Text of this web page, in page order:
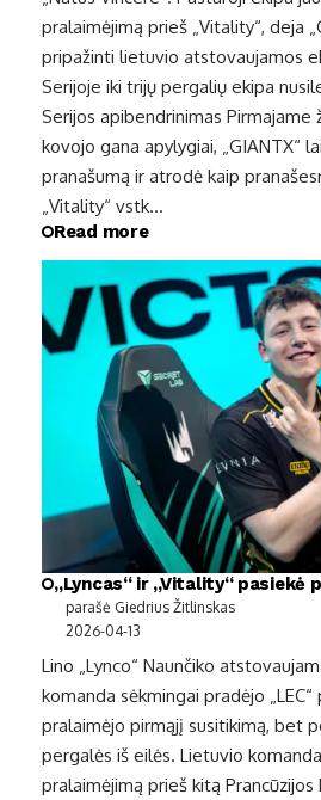
pralaimėjimą prieš „Vitality“, deja
pripažinti lietuvio atstovaujamos
Serijoje iki trijų pergalių ekipa
Serijos apibendrinimas Pirmajame
kovojo gana apylygiai, „GIANTX“
pranašumą ir atrodė kaip
„Vitality“ vstk…
Read more
„Lyncas“ ir „Vitality“ pasiekė
parašė Giedrius Žitlinskas
2026-04-13
Lino „Lynco“ Naunčiko
komanda sėkmingai pradėjo
pralaimėjo pirmąjį susitikimą, bet
pergalės iš eilės. Lietuvio
pralaimėjimą prieš kitą Prancūzijos